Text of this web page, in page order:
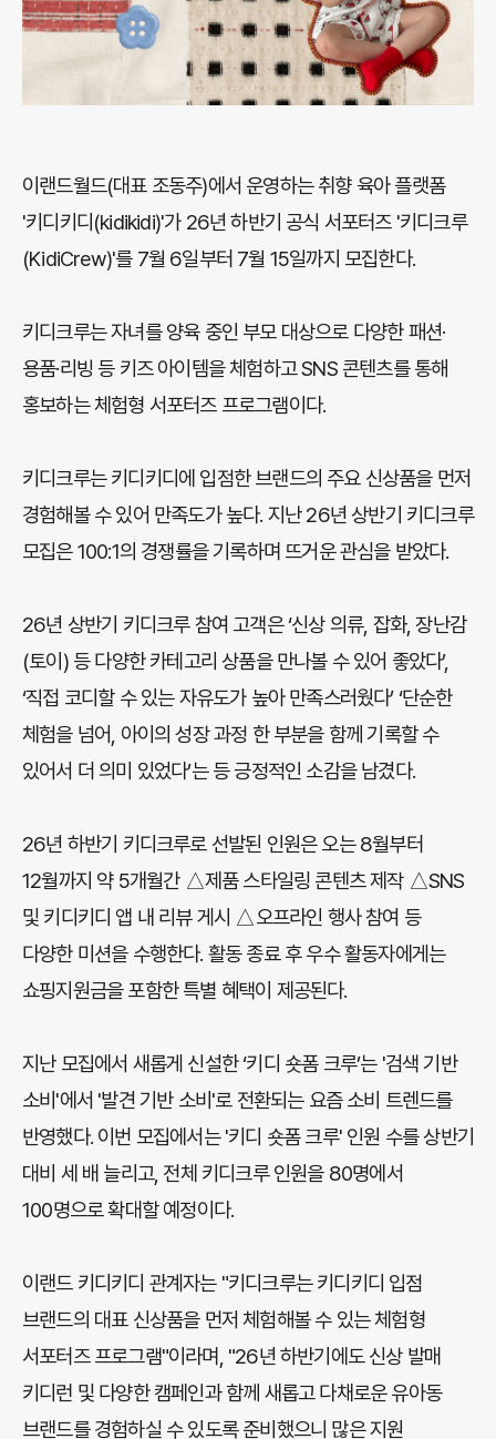
이랜드월드(대표 조동주)에서 운영하는 취향 육아 플랫폼
'키디키디(kidikidi)'가 26년 하반기 공식 서포터즈 '키디크루
(KidiCrew)'를 7월 6일부터 7월 15일까지 모집한다.
키디크루는 자녀를 양육 중인 부모 대상으로 다양한 패션·
용품·리빙 등 키즈 아이템을 체험하고 SNS 콘텐츠를 통해
홍보하는 체험형 서포터즈 프로그램이다.
키디크루는 키디키디에 입점한 브랜드의 주요 신상품을 먼저
경험해볼 수 있어 만족도가 높다. 지난 26년 상반기 키디크루
모집은 100:1의 경쟁률을 기록하며 뜨거운 관심을 받았다.
26년 상반기 키디크루 참여 고객은 ‘신상 의류, 잡화, 장난감
(토이) 등 다양한 카테고리 상품을 만나볼 수 있어 좋았다’,
‘직접 코디할 수 있는 자유도가 높아 만족스러웠다’ ‘단순한
체험을 넘어, 아이의 성장 과정 한 부분을 함께 기록할 수
있어서 더 의미 있었다’는 등 긍정적인 소감을 남겼다.
26년 하반기 키디크루로 선발된 인원은 오는 8월부터
12월까지 약 5개월간 △제품 스타일링 콘텐츠 제작 △SNS
및 키디키디 앱 내 리뷰 게시 △오프라인 행사 참여 등
다양한 미션을 수행한다. 활동 종료 후 우수 활동자에게는
쇼핑지원금을 포함한 특별 혜택이 제공된다.
지난 모집에서 새롭게 신설한 ‘키디 숏폼 크루’는 '검색 기반
소비'에서 '발견 기반 소비'로 전환되는 요즘 소비 트렌드를
반영했다. 이번 모집에서는 '키디 숏폼 크루' 인원 수를 상반기
대비 세 배 늘리고, 전체 키디크루 인원을 80명에서
100명으로 확대할 예정이다.
이랜드 키디키디 관계자는 "키디크루는 키디키디 입점
브랜드의 대표 신상품을 먼저 체험해볼 수 있는 체험형
서포터즈 프로그램"이라며, "26년 하반기에도 신상 발매
키디런 및 다양한 캠페인과 함께 새롭고 다채로운 유아동
브랜드를 경험하실 수 있도록 준비했으니 많은 지원